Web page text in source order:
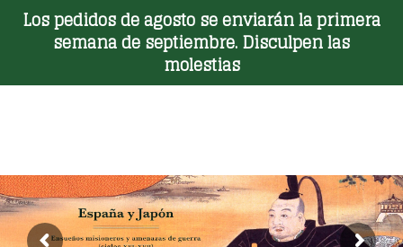
Los pedidos de agosto se enviarán la primera
semana de septiembre. Disculpen las
molestias
Toggle Menu